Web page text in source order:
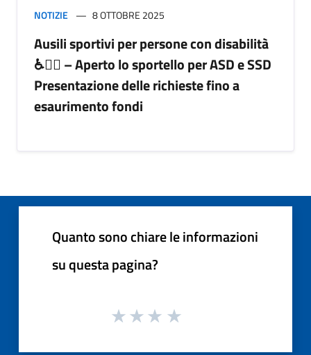
NOTIZIE 8 OTTOBRE 2025
Ausili sportivi per persone con disabilità
♿🏃‍♂️ – Aperto lo sportello per ASD e SSD
Presentazione delle richieste fino a
esaurimento fondi
Quanto sono chiare le informazioni
su questa pagina?